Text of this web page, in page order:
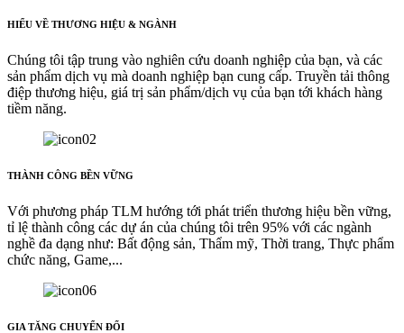
HIỂU VỀ THƯƠNG HIỆU & NGÀNH
Chúng tôi tập trung vào nghiên cứu doanh nghiệp của bạn, và các
sản phẩm dịch vụ mà doanh nghiệp bạn cung cấp. Truyền tải thông
điệp thương hiệu, giá trị sản phẩm/dịch vụ của bạn tới khách hàng
tiềm năng.
THÀNH CÔNG BỀN VỮNG
Với phương pháp TLM hướng tới phát triển thương hiệu bền vững,
tỉ lệ thành công các dự án của chúng tôi trên 95% với các ngành
nghề đa dạng như: Bất động sản, Thẩm mỹ, Thời trang, Thực phẩm
chức năng, Game,...
GIA TĂNG CHUYỂN ĐỔI